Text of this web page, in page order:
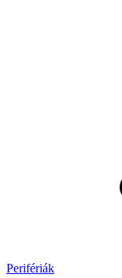
Perifériák